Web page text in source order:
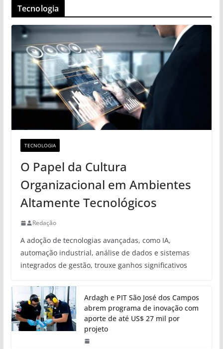
Tecnologia
TECNOLOGIA
O Papel da Cultura
Organizacional em Ambientes
Altamente Tecnológicos
Redação
A adoção de tecnologias avançadas, como IA,
automação industrial, análise de dados e sistemas
integrados de gestão, trouxe ganhos significativos
Ardagh e PIT São José dos Campos
abrem programa de inovação com
aporte de até US$ 27 mil por
projeto